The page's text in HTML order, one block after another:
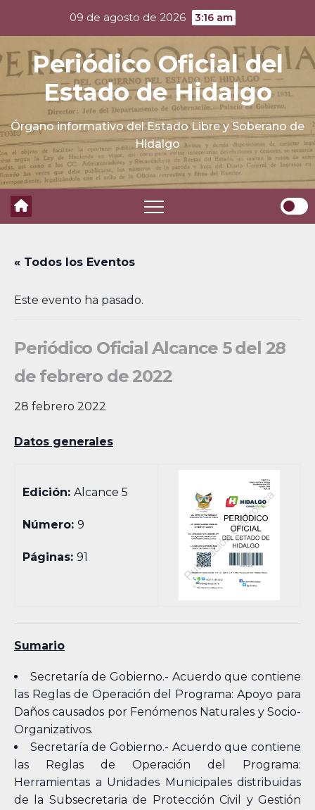
content
09 de agosto de 2026 3:16 am
Periódico Oficial del
Estado de Hidalgo
Órgano informativo del Estado Libre y Soberano de
Hidalgo
« Todos los Eventos
Este evento ha pasado.
Periódico Oficial Alcance 5 del 28
de febrero de 2022
28 febrero 2022
Datos generales
Edición:Alcance 5
Número:9
Páginas:91
Sumario
Secretaría de Gobierno.- Acuerdo que contiene
las Reglas de Operación del Programa: Apoyo para
Daños causados por Fenómenos Naturales y Socio-
Organizativos.
Secretaría de Gobierno.- Acuerdo que contiene
las Reglas de Operación del Programa:
Herramientas a Unidades Municipales distribuidas
de la Subsecretaria de Protección Civil y Gestión